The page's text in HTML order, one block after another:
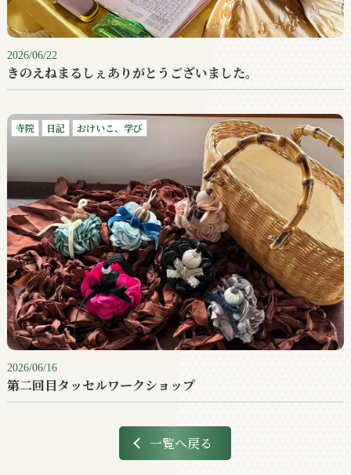
2026/06/22
きのえねまるしぇありがとうございました。
寺院 日記 おけいこ、学び
2026/06/16
第二回目タッセルワークショップ
一覧へ戻る